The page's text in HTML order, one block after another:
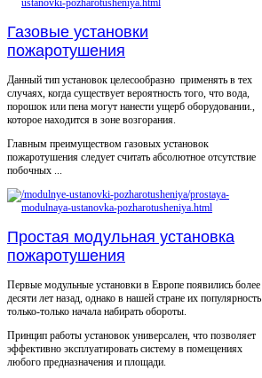
Газовые установки
пожаротушения
Данный тип установок целесообразно применять в тех
случаях, когда существует вероятность того, что вода,
порошок или пена могут нанести ущерб оборудовании.,
которое находится в зоне возгорания.
Главным преимуществом газовых установок
пожаротушения следует считать абсолютное отсутствие
побочных ...
Простая модульная установка
пожаротушения
Первые модульные установки в Европе появились более
десяти лет назад, однако в нашей стране их популярность
только-только начала набирать обороты.
Принцип работы установок универсален, что позволяет
эффективно эксплуатировать систему в помещениях
любого предназначения и площади.